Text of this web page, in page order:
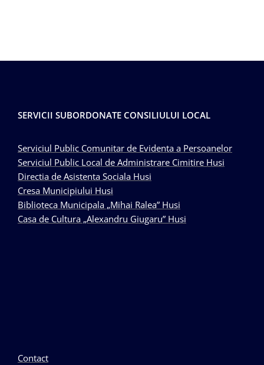
SERVICII SUBORDONATE CONSILIULUI LOCAL
Serviciul Public Comunitar de Evidenta a Persoanelor
Serviciul Public Local de Administrare Cimitire Husi
Directia de Asistenta Sociala Husi
Cresa Municipiului Husi
Biblioteca Municipala „Mihai Ralea” Husi
Casa de Cultura „Alexandru Giugaru” Husi
Contact